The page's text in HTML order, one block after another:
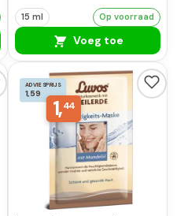
15 ml Op voorraad
Voeg toe
ADVIESPRIJS
1,59
1,44